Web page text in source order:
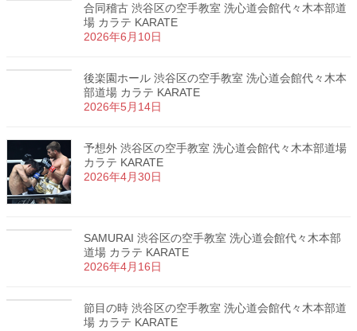
合同稽古 渋谷区の空手教室 洗心道会館代々木本部道
場 カラテ KARATE
2026年6月10日
後楽園ホール 渋谷区の空手教室 洗心道会館代々木本
部道場 カラテ KARATE
2026年5月14日
予想外 渋谷区の空手教室 洗心道会館代々木本部道場
カラテ KARATE
2026年4月30日
SAMURAI 渋谷区の空手教室 洗心道会館代々木本部
道場 カラテ KARATE
2026年4月16日
節目の時 渋谷区の空手教室 洗心道会館代々木本部道
場 カラテ KARATE